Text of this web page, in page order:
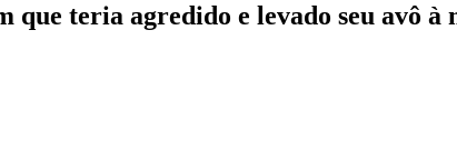
teria agredido e levado seu avô à